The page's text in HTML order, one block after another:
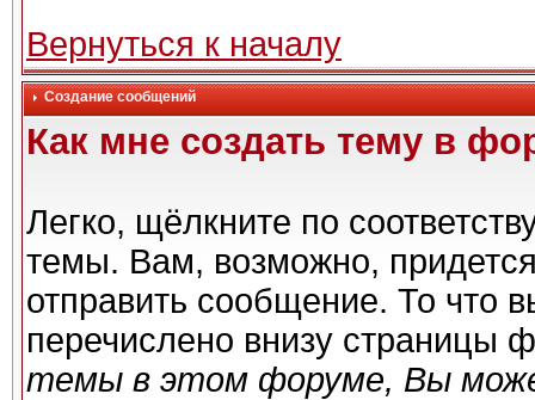
Вернуться к началу
Создание сообщений
Как мне создать тему в
Легко, щёлкните по
темы. Вам, возможно,
отправить сообщение. То что
перечислено внизу страницы
темы в этом форуме, Вы